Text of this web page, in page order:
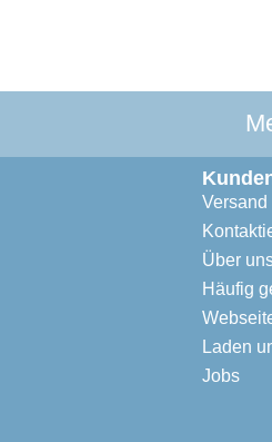
Versand
Über
Häufig
Laden
Jobs